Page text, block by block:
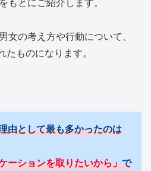
女の考え方や行動について、
ものになります。
由として最も多かったのは
ーションを取りたいから」で